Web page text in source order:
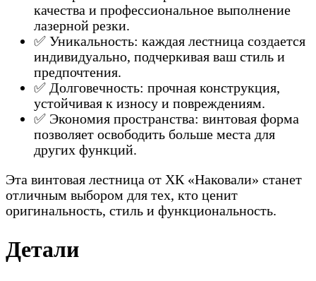
качества и профессиональное выполнение
лазерной резки.
✅ Уникальность: каждая лестница создается
индивидуально, подчеркивая ваш стиль и
предпочтения.
✅ Долговечность: прочная конструкция,
устойчивая к износу и повреждениям.
✅ Экономия пространства: винтовая форма
позволяет освободить больше места для
других функций.
Эта винтовая лестница от ХК «Наковали» станет
отличным выбором для тех, кто ценит
оригинальность, стиль и функциональность.
Детали